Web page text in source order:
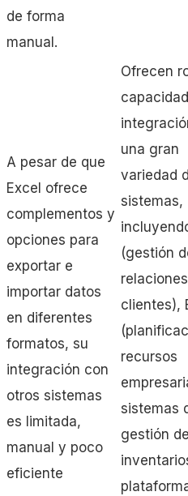
de forma
manual.
A pesar de que
Excel ofrece
complementos y
opciones para
exportar e
importar datos
en diferentes
formatos, su
integración con
otros sistemas
es limitada,
manual y poco
eficiente
Ofrecen
una gran
variedad
sistemas,
(gestión
clientes),
recursos
sistemas
gestión